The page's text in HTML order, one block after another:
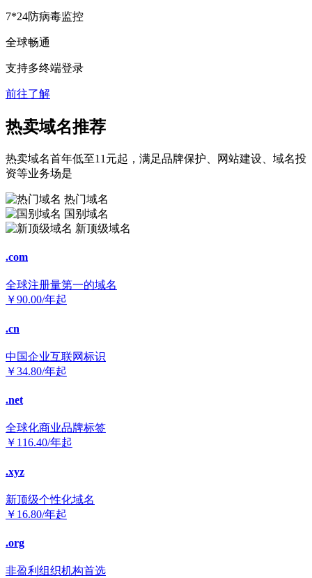
7*24防病毒监控
全球畅通
支持多终端登录
前往了解
热卖域名推荐
热卖域名首年低至11元起，满足品牌保护、网站建设、域名投
资等业务场是
热门域名
国别域名
新顶级域名
.com
全球注册量第一的域名
￥90.00/年起
.cn
中国企业互联网标识
￥34.80/年起
.net
全球化商业品牌标签
￥ 116.40/年起
.xyz
新顶级个性化域名
￥ 16.80/年起
.org
非盈利组织机构首选